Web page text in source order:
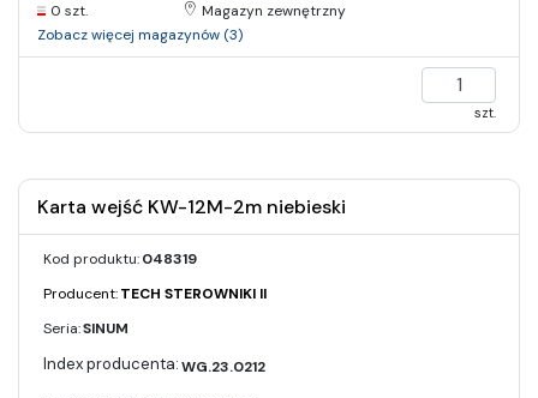
0 szt.
Magazyn zewnętrzny
Zobacz więcej magazynów (3)
szt.
Karta wejść KW-12M-2m niebieski
Kod produktu:048319
Producent:TECH STEROWNIKI II
Seria:SINUM
WG.23.0212